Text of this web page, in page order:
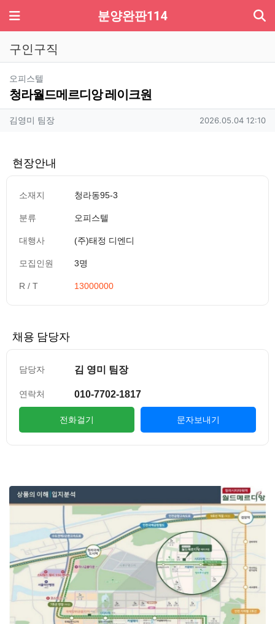
메뉴 분양완판114
구인구직
오피스텔
청라월드메르디앙 레이크원
작성자 정보
김영미 팀장작성 작성일
2026.05.04 12:10
현장안내
소재지 청라동95-3
분류 오피스텔
대행사 (주)태정 디엔디
모집인원 3명
R / T 13000000
채용 담당자
담당자 김 영미 팀장
연락처 010-7702-1817
전화걸기 문자보내기
본문